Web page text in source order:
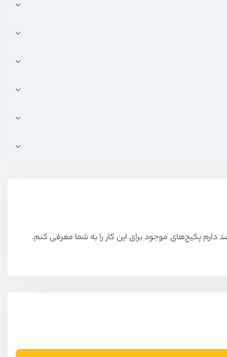
پکیج‌های موجود برای این کار را به شما معرفی کنم.